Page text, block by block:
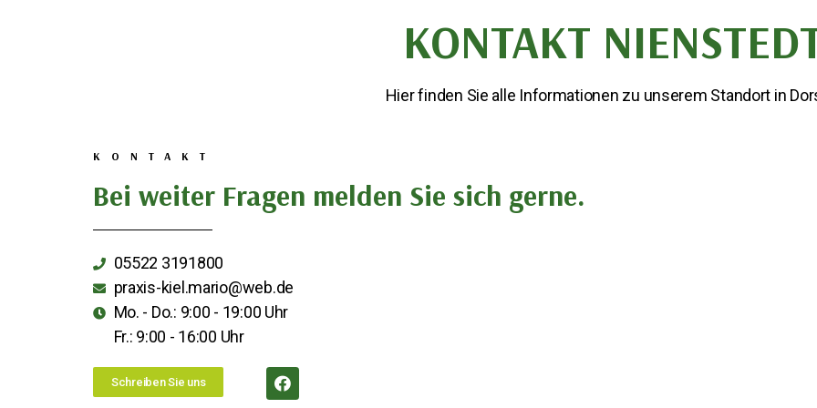
KONTAKT
Hier finden Sie alle Informationen zu unserem Standort in
KONTAKT
Bei weiter Fragen melden Sie sich gerne.
05522 3191800
praxis-kiel.mario@web.de
Mo. - Do.: 9:00 - 19:00 Uhr
Fr.: 9:00 - 16:00 Uhr
Schreiben Sie uns